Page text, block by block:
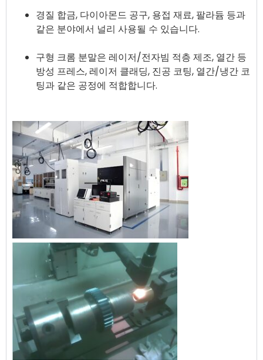
경질 합금, 다이아몬드 공구, 용접 재료, 팔라듐 등과
같은 분야에서 널리 사용될 수 있습니다.
구형 크롬 분말은 레이저/전자빔 적층 제조, 열간 등
방성 프레스, 레이저 클래딩, 진공 코팅, 열간/냉간 코
팅과 같은 공정에 적합합니다.